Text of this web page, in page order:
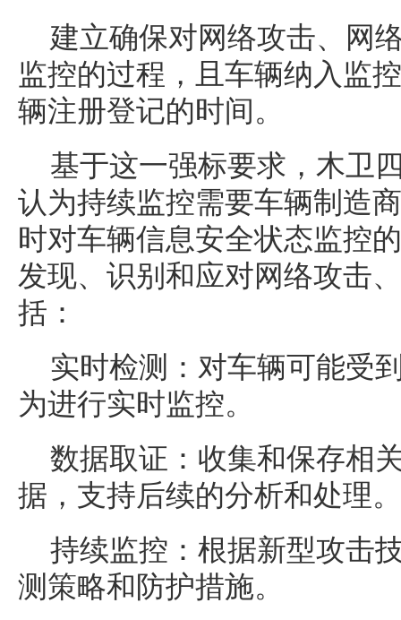
建立确保对网络攻击、网
监控的过程，且车辆纳入监
辆注册登记的时间。
基于这一强标要求，木卫
认为持续监控需要车辆制造
时对车辆信息安全状态监控
发现、识别和应对网络攻击
括：
实时检测：对车辆可能受
为进行实时监控。
数据取证：收集和保存相
据，支持后续的分析和处理。
持续监控：根据新型攻击
测策略和防护措施。